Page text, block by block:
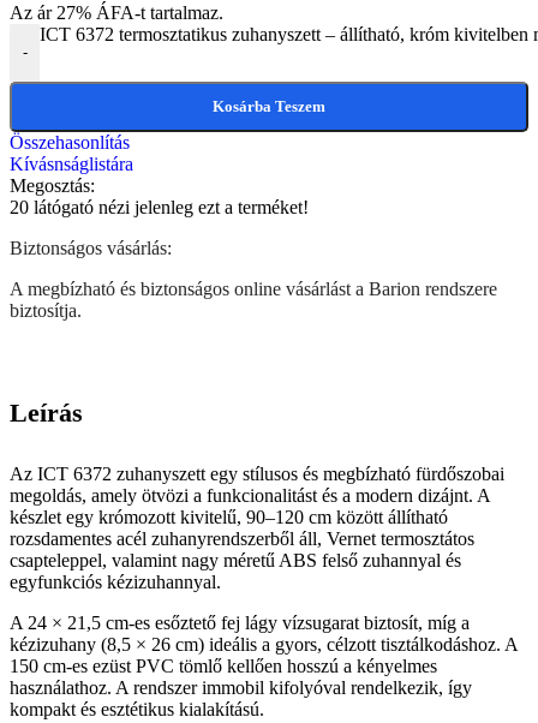
Az ár 27% ÁFA-t tartalmaz.
-
ICT 6372 termosztatikus zuhanyszett – állítható, króm kivitelben
Kosárba Teszem
Összehasonlítás
Kívásnságlistára
Megosztás:
20 látógató nézi jelenleg ezt a terméket!
Biztonságos vásárlás:
A megbízható és biztonságos online vásárlást a Barion rendszere
biztosítja.
Leírás
Az ICT 6372 zuhanyszett egy stílusos és megbízható fürdőszobai
megoldás, amely ötvözi a funkcionalitást és a modern dizájnt. A
készlet egy krómozott kivitelű, 90–120 cm között állítható
rozsdamentes acél zuhanyrendszerből áll, Vernet termosztátos
csapteleppel, valamint nagy méretű ABS felső zuhannyal és
egyfunkciós kézizuhannyal.
A 24 × 21,5 cm-es esőztető fej lágy vízsugarat biztosít, míg a
kézizuhany (8,5 × 26 cm) ideális a gyors, célzott tisztálkodáshoz. A
150 cm-es ezüst PVC tömlő kellően hosszú a kényelmes
használathoz. A rendszer immobil kifolyóval rendelkezik, így
kompakt és esztétikus kialakítású.